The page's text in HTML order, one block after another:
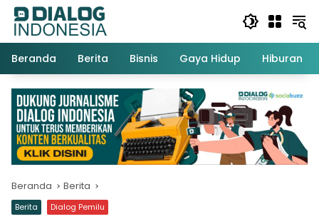
Langsung
konten
Beranda
Berita Bisnis Gaya Hidup Hiburan
Beranda Berita
Berita Dialog Pemilu